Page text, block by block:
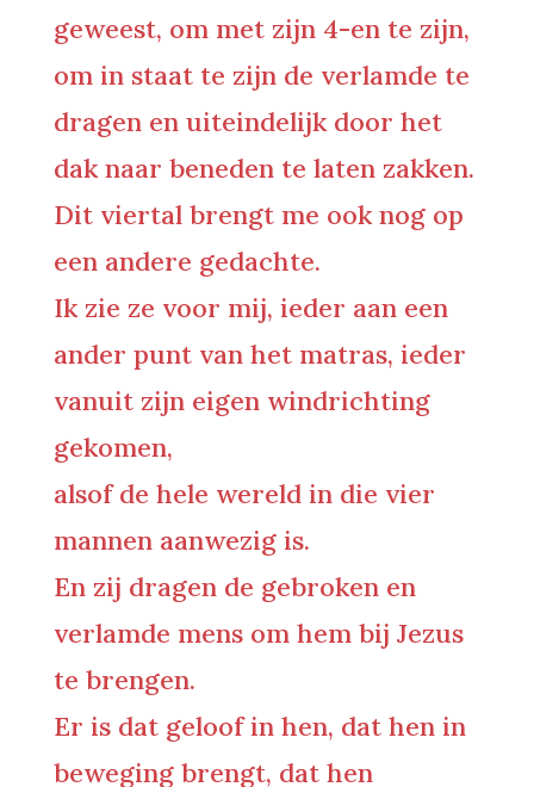
geweest, om met zijn 4-en te zijn,
om in staat te zijn de verlamde te
dragen en uiteindelijk door het
dak naar beneden te laten zakken.
Dit viertal brengt me ook nog op
een andere gedachte.
Ik zie ze voor mij, ieder aan een
ander punt van het matras, ieder
vanuit zijn eigen windrichting
gekomen,
alsof de hele wereld in die vier
mannen aanwezig is.
En zij dragen de gebroken en
verlamde mens om hem bij Jezus
te brengen.
Er is dat geloof in hen, dat hen in
beweging brengt, dat hen